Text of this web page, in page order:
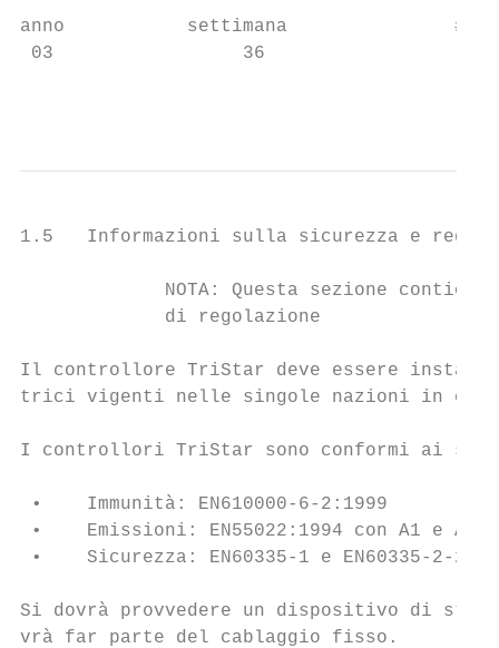
anno           settimana               #
03                 36
1.5   Informazioni sulla sicurezza e
NOTA: Questa sezione
             di regolazione
Il controllore TriStar deve essere
trici vigenti nelle singole nazioni in cui
I controllori TriStar sono conformi ai
•    Immunità: EN610000-6-2:1999
•    Emissioni: EN55022:1994 con A1 e A3
•    Sicurezza: EN60335-1 e EN60335-2-
Si dovrà provvedere un dispositivo di
vrà far parte del cablaggio fisso.